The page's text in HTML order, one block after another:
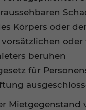
Körpers oder
beruhen
für